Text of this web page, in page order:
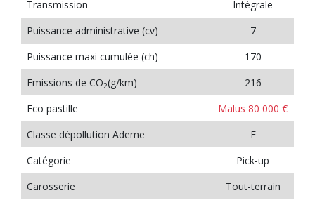
Transmission
Intégrale
Puissance administrative (cv)
7
Puissance maxi cumulée (ch)
170
Emissions de CO2(g/km)
216
Eco pastille
Malus 80 000 €
Classe dépollution Ademe
F
Catégorie
Pick-up
Carosserie
Tout-terrain